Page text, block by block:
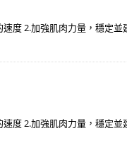
度 2.加強肌肉力量，穩定並
度 2.加強肌肉力量，穩定並